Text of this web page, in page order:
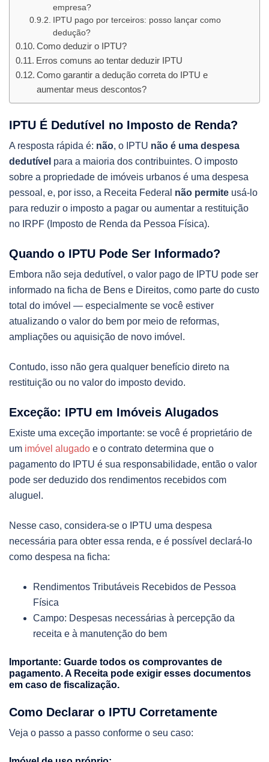
empresa?
IPTU pago por terceiros: posso lançar como
dedução?
Como deduzir o IPTU?
Erros comuns ao tentar deduzir IPTU
Como garantir a dedução correta do IPTU e
aumentar meus descontos?
IPTU É Dedutível no Imposto de Renda?
A resposta rápida é: não, o IPTU não é uma despesa
dedutível para a maioria dos contribuintes. O imposto
sobre a propriedade de imóveis urbanos é uma despesa
pessoal, e, por isso, a Receita Federal não permite usá-lo
para reduzir o imposto a pagar ou aumentar a restituição
no IRPF (Imposto de Renda da Pessoa Física).
Quando o IPTU Pode Ser Informado?
Embora não seja dedutível, o valor pago de IPTU pode ser
informado na ficha de Bens e Direitos, como parte do custo
total do imóvel — especialmente se você estiver
atualizando o valor do bem por meio de reformas,
ampliações ou aquisição de novo imóvel.
Contudo, isso não gera qualquer benefício direto na
restituição ou no valor do imposto devido.
Exceção: IPTU em Imóveis Alugados
Existe uma exceção importante: se você é proprietário de
um imóvel alugado e o contrato determina que o
pagamento do IPTU é sua responsabilidade, então o valor
pode ser deduzido dos rendimentos recebidos com
aluguel.
Nesse caso, considera-se o IPTU uma despesa
necessária para obter essa renda, e é possível declará-lo
como despesa na ficha:
Rendimentos Tributáveis Recebidos de Pessoa
Física
Campo: Despesas necessárias à percepção da
receita e à manutenção do bem
Importante: Guarde todos os comprovantes de
pagamento. A Receita pode exigir esses documentos
em caso de fiscalização.
Como Declarar o IPTU Corretamente
Veja o passo a passo conforme o seu caso: